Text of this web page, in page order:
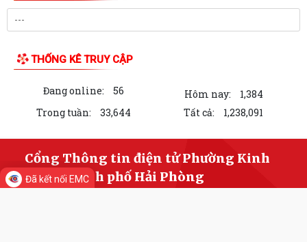
PHƯỜNG KINH MÔN TRIỂN KHAI CHIẾN DỊCH 100 NGÀY TẠO LẬP, CẬP
NHẬT SỔ SỨC KHỎE ĐIỆN TỬ TRÊN ỨNG DỤNG...
(từ ngày 03/8/2026 đến ngày...
Đảng ủy phường Kinh Môn giao ban Bí thư chi bộ, Tổ trưởng tổ dân
phố tháng 8 năm 2026.
Câu lạc bộ Bóng chuyền hơi tổ dân phố Ngư Uyên ra mắt các đội bóng
LIÊN KẾT WEB SITE
Đã kết nối EMC